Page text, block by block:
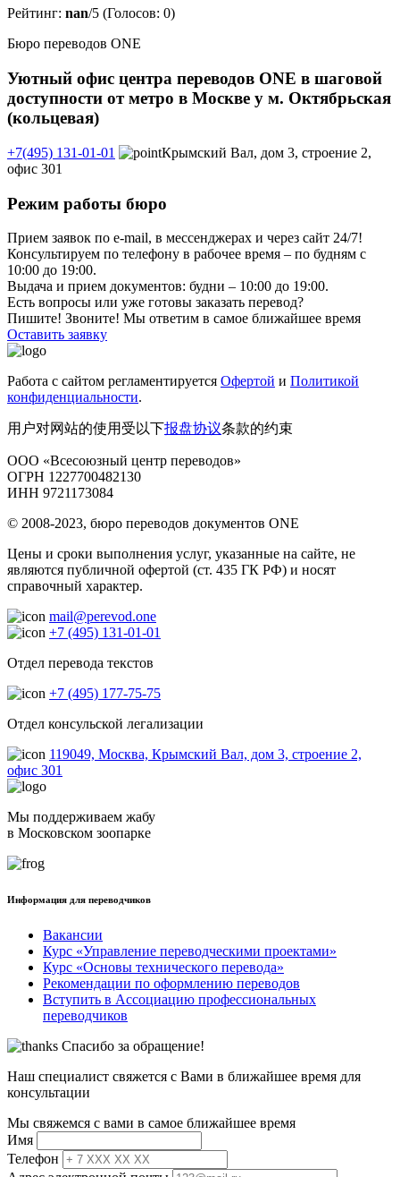
Рейтинг: nan/5 (Голосов: 0)
Бюро переводов ONE
Уютный офис центра переводов ONE в шаговой
доступности от метро в Москве у м. Октябрьская
(кольцевая)
+7(495) 131-01-01
Крымский Вал, дом 3, строение 2,
офис 301
Режим работы бюро
Прием заявок по e-mail, в мессенджерах и через сайт 24/7!
Консультируем по телефону в рабочее время – по будням с
10:00 до 19:00.
Выдача и прием документов: будни – 10:00 до 19:00.
Есть вопросы или уже готовы заказать перевод?
Пишите! Звоните! Мы ответим в самое ближайшее время
Оставить заявку
Работа с сайтом регламентируется Офертой и Политикой
конфиденциальности.
用户对网站的使用受以下报盘协议条款的约束
ООО «Всесоюзный центр переводов»
ОГРН 1227700482130
ИНН 9721173084
© 2008-2023, бюро переводов документов ONE
Цены и сроки выполнения услуг, указанные на сайте, не
являются публичной офертой (ст. 435 ГК РФ) и носят
справочный характер.
mail@perevod.one
+7 (495) 131-01-01
Отдел перевода текстов
+7 (495) 177-75-75
Отдел консульской легализации
119049, Москва, Крымский Вал, дом 3, строение 2,
офис 301
Мы поддерживаем жабу
в Московском зоопарке
Информация для переводчиков
Вакансии
Курс «Управление переводческими проектами»
Курс «Основы технического перевода»
Рекомендации по оформлению переводов
Вступить в Ассоциацию профессиональных
переводчиков
Спасибо за обращение!
Наш специалист свяжется с Вами в ближайшее время для
консультации
Мы свяжемся с вами в самое ближайшее время
Имя
Телефон